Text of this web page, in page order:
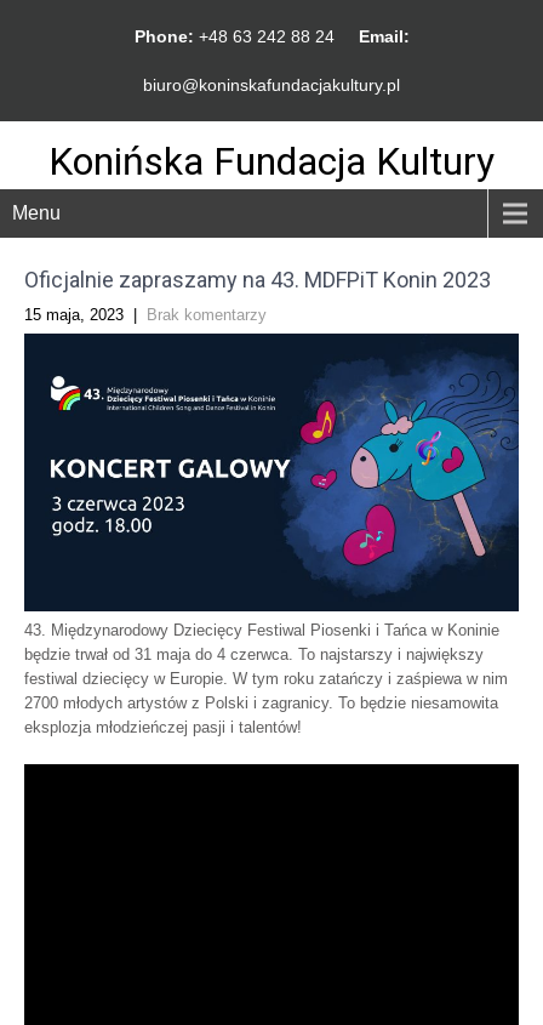
Phone: +48 63 242 88 24 Email:
biuro@koninskafundacjakultury.pl
Konińska Fundacja Kultury
Menu
Oficjalnie zapraszamy na 43. MDFPiT Konin 2023
15 maja, 2023 Brak komentarzy
43. Międzynarodowy Dziecięcy Festiwal Piosenki i Tańca w Koninie
będzie trwał od 31 maja do 4 czerwca. To najstarszy i największy
festiwal dziecięcy w Europie. W tym roku zatańczy i zaśpiewa w nim
2700 młodych artystów z Polski i zagranicy. To będzie niesamowita
eksplozja młodzieńczej pasji i talentów!